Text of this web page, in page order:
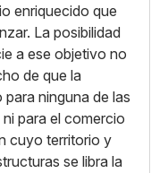
enriquecido que
La posibilidad
a ese objetivo no
de que la
ninguna de las
para el comercio
cuyo territorio y
se libra la